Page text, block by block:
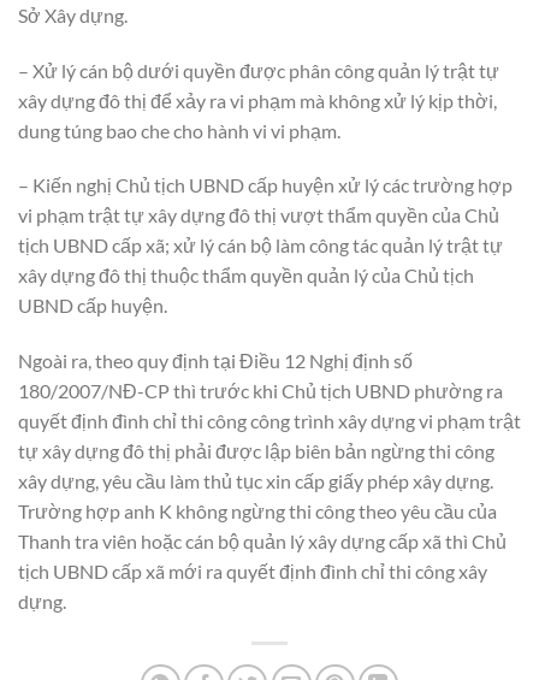
Sở Xây dựng.
– Xử lý cán bộ dưới quyền được phân công quản lý trật tự
xây dựng đô thị để xảy ra vi phạm mà không xử lý kịp thời,
dung túng bao che cho hành vi vi phạm.
– Kiến nghị Chủ tịch UBND cấp huyện xử lý các trường hợp
vi phạm trật tự xây dựng đô thị vượt thẩm quyền của Chủ
tịch UBND cấp xã; xử lý cán bộ làm công tác quản lý trật tự
xây dựng đô thị thuộc thẩm quyền quản lý của Chủ tịch
UBND cấp huyện.
Ngoài ra, theo quy định tại Điều 12 Nghị định số
180/2007/NĐ-CP thì trước khi Chủ tịch UBND phường ra
quyết định đình chỉ thi công công trình xây dựng vi phạm trật
tự xây dựng đô thị phải được lập biên bản ngừng thi công
xây dựng, yêu cầu làm thủ tục xin cấp giấy phép xây dựng.
Trường hợp anh K không ngừng thi công theo yêu cầu của
Thanh tra viên hoặc cán bộ quản lý xây dựng cấp xã thì Chủ
tịch UBND cấp xã mới ra quyết định đình chỉ thi công xây
dựng.